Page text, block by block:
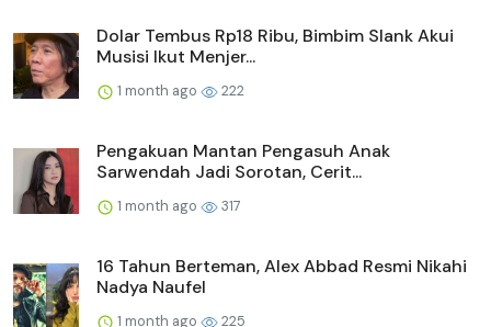
Dolar Tembus Rp18 Ribu, Bimbim Slank Akui
Musisi Ikut Menjer...
1 month ago 222
Pengakuan Mantan Pengasuh Anak
Sarwendah Jadi Sorotan, Cerit...
1 month ago 317
16 Tahun Berteman, Alex Abbad Resmi Nikahi
Nadya Naufel
1 month ago 225